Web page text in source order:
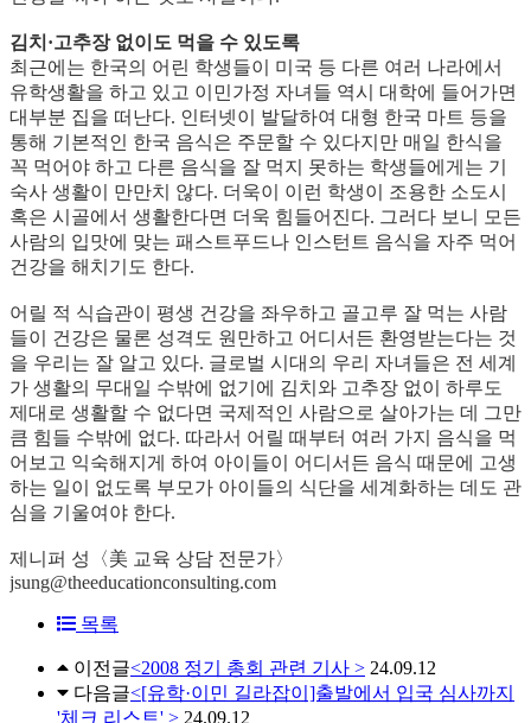
김치·고추장 없이도 먹을 수 있도록
최근에는 한국의 어린 학생들이 미국 등 다른 여러 나라에서
유학생활을 하고 있고 이민가정 자녀들 역시 대학에 들어가면
대부분 집을 떠난다. 인터넷이 발달하여 대형 한국 마트 등을
통해 기본적인 한국 음식은 주문할 수 있다지만 매일 한식을
꼭 먹어야 하고 다른 음식을 잘 먹지 못하는 학생들에게는 기
숙사 생활이 만만치 않다. 더욱이 이런 학생이 조용한 소도시
혹은 시골에서 생활한다면 더욱 힘들어진다. 그러다 보니 모든
사람의 입맛에 맞는 패스트푸드나 인스턴트 음식을 자주 먹어
건강을 해치기도 한다.
어릴 적 식습관이 평생 건강을 좌우하고 골고루 잘 먹는 사람
들이 건강은 물론 성격도 원만하고 어디서든 환영받는다는 것
을 우리는 잘 알고 있다. 글로벌 시대의 우리 자녀들은 전 세계
가 생활의 무대일 수밖에 없기에 김치와 고추장 없이 하루도
제대로 생활할 수 없다면 국제적인 사람으로 살아가는 데 그만
큼 힘들 수밖에 없다. 따라서 어릴 때부터 여러 가지 음식을 먹
어보고 익숙해지게 하여 아이들이 어디서든 음식 때문에 고생
하는 일이 없도록 부모가 아이들의 식단을 세계화하는 데도 관
심을 기울여야 한다.
제니퍼 성〈美 교육 상담 전문가〉
jsung@theeducationconsulting.com
목록
이전글<2008 정기 총회 관련 기사 > 24.09.12
다음글<[유학·이민 길라잡이]출발에서 입국 심사까지
'체크 리스트' > 24.09.12